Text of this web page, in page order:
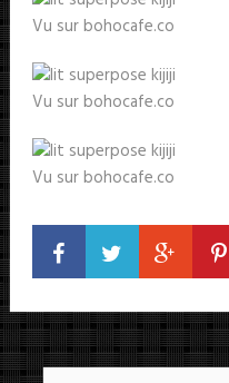
Vu sur bohocafe.co
Vu sur bohocafe.co
Vu sur bohocafe.co